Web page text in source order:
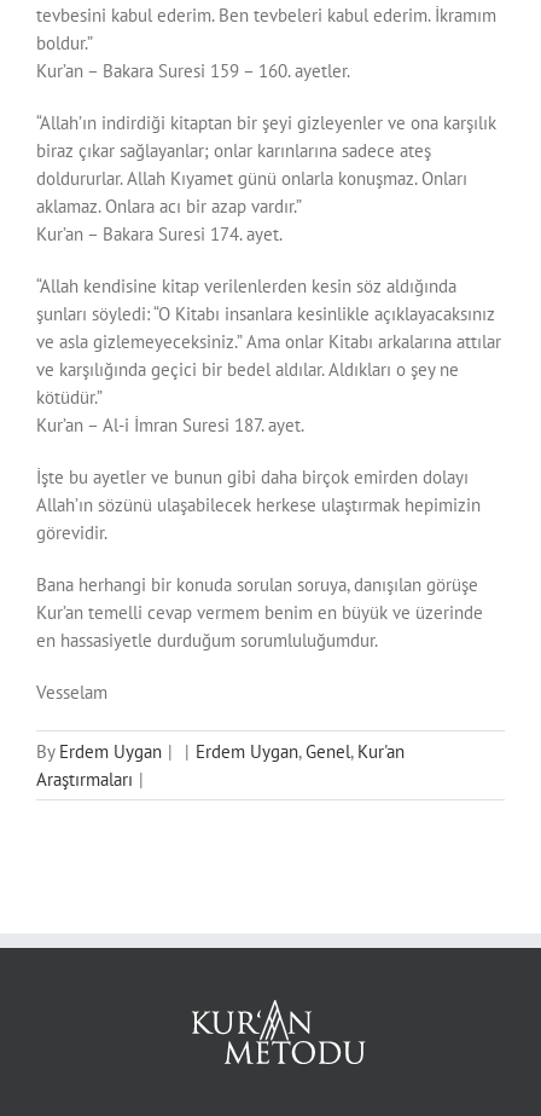
tevbesini kabul ederim. Ben tevbeleri kabul ederim. İkramım
boldur.”
Kur’an – Bakara Suresi 159 – 160. ayetler.
“Allah’ın indirdiği kitaptan bir şeyi gizleyenler ve ona karşılık
biraz çıkar sağlayanlar; onlar karınlarına sadece ateş
doldururlar. Allah Kıyamet günü onlarla konuşmaz. Onları
aklamaz. Onlara acı bir azap vardır.”
Kur’an – Bakara Suresi 174. ayet.
“Allah kendisine kitap verilenlerden kesin söz aldığında
şunları söyledi: “O Kitabı insanlara kesinlikle açıklayacaksınız
ve asla gizlemeyeceksiniz.” Ama onlar Kitabı arkalarına attılar
ve karşılığında geçici bir bedel aldılar. Aldıkları o şey ne
kötüdür.”
Kur’an – Al-i İmran Suresi 187. ayet.
İşte bu ayetler ve bunun gibi daha birçok emirden dolayı
Allah’ın sözünü ulaşabilecek herkese ulaştırmak hepimizin
görevidir.
Bana herhangi bir konuda sorulan soruya, danışılan görüşe
Kur’an temelli cevap vermem benim en büyük ve üzerinde
en hassasiyetle durduğum sorumluluğumdur.
Vesselam
By Erdem Uygan | | Erdem Uygan,Genel, Kur'an
Araştırmaları |